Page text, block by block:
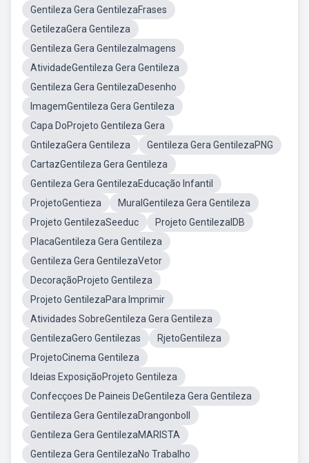
Gentileza Gera GentilezaFrases
GetilezaGera Gentileza
Gentileza Gera GentilezaImagens
AtividadeGentileza Gera Gentileza
Gentileza Gera GentilezaDesenho
ImagemGentileza Gera Gentileza
Capa DoProjeto Gentileza Gera
GntilezaGera Gentileza
Gentileza Gera GentilezaPNG
CartazGentileza Gera Gentileza
Gentileza Gera GentilezaEducação Infantil
ProjetoGentieza
MuralGentileza Gera Gentileza
Projeto GentilezaSeeduc
Projeto GentilezaIDB
PlacaGentileza Gera Gentileza
Gentileza Gera GentilezaVetor
DecoraçãoProjeto Gentileza
Projeto GentilezaPara Imprimir
Atividades SobreGentileza Gera Gentileza
GentilezaGero Gentilezas
RjetoGentileza
ProjetoCinema Gentileza
Ideias ExposiçãoProjeto Gentileza
Confecçoes De Paineis DeGentileza Gera Gentileza
Gentileza Gera GentilezaDrangonboll
Gentileza Gera GentilezaMARISTA
Gentileza Gera GentilezaNo Trabalho